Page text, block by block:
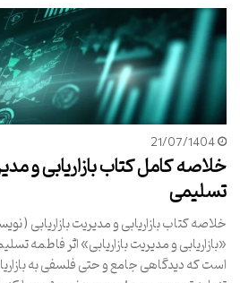
21/07/1404
خلاصه کامل کتاب بازاریابی و
تسلیمی
خلاصه کتاب بازاریابی و مدیریت بازاریابی (
«بازاریابی و مدیریت بازاریابی» اثر فاطمه
است که دیدگاهی جامع و حتی فلسفی به